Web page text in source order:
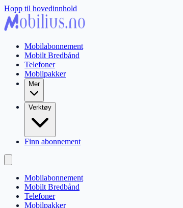
Hopp til hovedinnhold
Mobilabonnement
Mobilt Bredbånd
Telefoner
Mobilpakker
Mer
Verktøy
Finn abonnement
Mobilabonnement
Mobilt Bredbånd
Telefoner
Mobilpakker